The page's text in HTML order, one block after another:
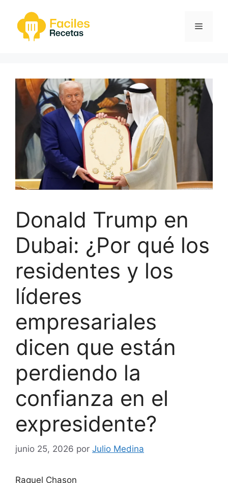
contenido
Menú
Donald Trump en
Dubai: ¿Por qué los
residentes y los
líderes
empresariales
dicen que están
perdiendo la
confianza en el
expresidente?
junio 25, 2026 por Julio Medina
Raquel Chason